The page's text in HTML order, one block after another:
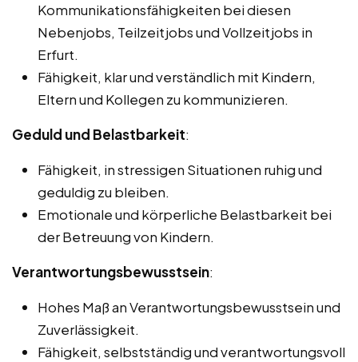
Kommunikationsfähigkeiten bei diesen
Nebenjobs, Teilzeitjobs und Vollzeitjobs in
Erfurt.
Fähigkeit, klar und verständlich mit Kindern,
Eltern und Kollegen zu kommunizieren.
Geduld und Belastbarkeit:
Fähigkeit, in stressigen Situationen ruhig und
geduldig zu bleiben.
Emotionale und körperliche Belastbarkeit bei
der Betreuung von Kindern.
Verantwortungsbewusstsein:
Hohes Maß an Verantwortungsbewusstsein und
Zuverlässigkeit.
Fähigkeit, selbstständig und verantwortungsvoll